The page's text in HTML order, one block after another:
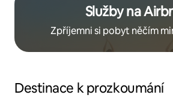
Služby na
Zpříjemni si pobyt něčím
Destinace k prozkoumání